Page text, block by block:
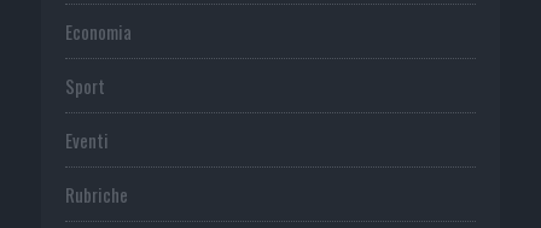
Economia
Sport
Eventi
Rubriche